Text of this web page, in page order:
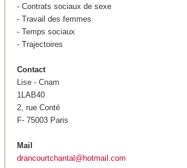
- Contrats sociaux de sexe
- Travail des femmes
- Temps sociaux
- Trajectoires
Contact
Lise - Cnam
1LAB40
2, rue Conté
F- 75003 Paris
Mail
drancourtchantal@hotmail.com